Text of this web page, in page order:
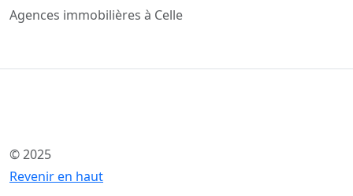
Agences immobilières à Celle
© 2025
Revenir en haut